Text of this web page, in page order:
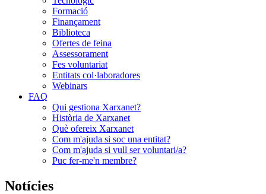
Formació
Finançament
Biblioteca
Ofertes de feina
Assessorament
Fes voluntariat
Entitats col·laboradores
Webinars
FAQ
Qui gestiona Xarxanet?
Història de Xarxanet
Què ofereix Xarxanet
Com m'ajuda si soc una entitat?
Com m'ajuda si vull ser voluntari/a?
Puc fer-me'n membre?
Notícies